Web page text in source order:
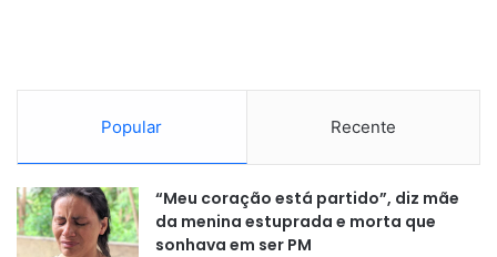
Popular Recente
“Meu coração está partido”, diz mãe
da menina estuprada e morta que
sonhava em ser PM